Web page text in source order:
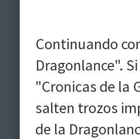
Continuando
Dragonlance".
"Cronicas de la
salten trozos
de la